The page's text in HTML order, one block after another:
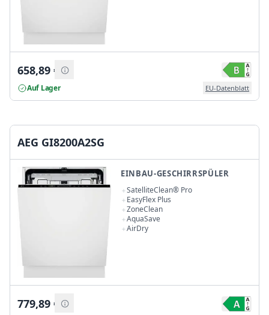
658,89 €
Auf Lager EU-Datenblatt
AEG GI8200A2SG
EINBAU-GESCHIRRSPÜLER
SatelliteClean® Pro
EasyFlex Plus
ZoneClean
AquaSave
AirDry
779,89 €